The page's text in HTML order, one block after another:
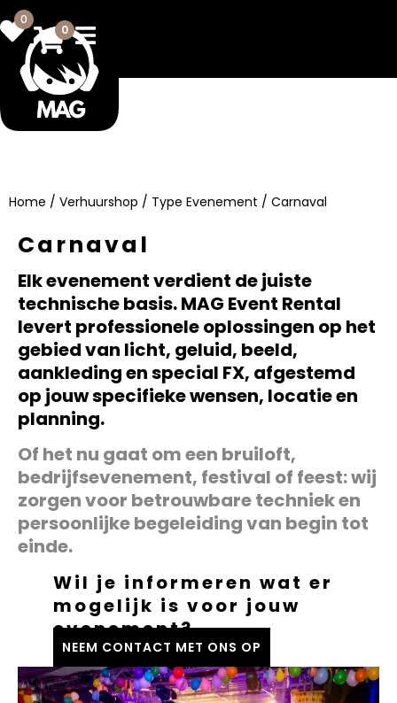
0
0
Home / Verhuurshop / Type Evenement / Carnaval
Carnaval
Elk evenement verdient de juiste
technische basis. MAG Event Rental
levert professionele oplossingen op het
gebied van licht, geluid, beeld,
aankleding en special FX, afgestemd
op jouw specifieke wensen, locatie en
planning.
Of het nu gaat om een bruiloft,
bedrijfsevenement, festival of feest: wij
zorgen voor betrouwbare techniek en
persoonlijke begeleiding van begin tot
einde.
Wil je informeren wat er
mogelijk is voor jouw
evenement?
NEEM CONTACT MET ONS OP